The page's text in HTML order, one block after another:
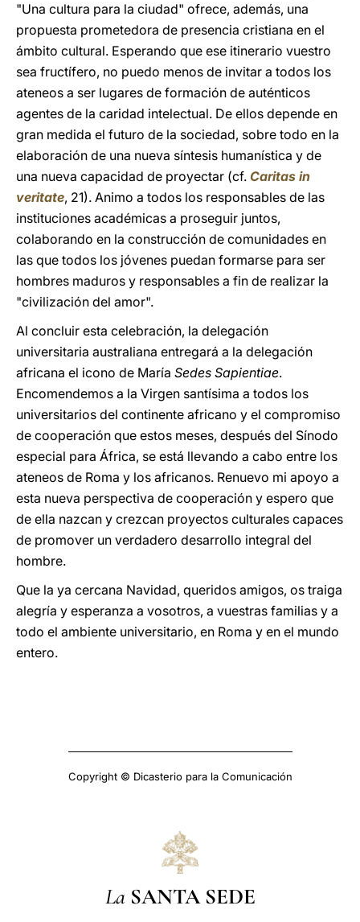
"Una cultura para la ciudad" ofrece, además, una
propuesta prometedora de presencia cristiana en el
ámbito cultural. Esperando que ese itinerario vuestro
sea fructífero, no puedo menos de invitar a todos los
ateneos a ser lugares de formación de auténticos
agentes de la caridad intelectual. De ellos depende en
gran medida el futuro de la sociedad, sobre todo en la
elaboración de una nueva síntesis humanística y de
una nueva capacidad de proyectar (cf. Caritas in
veritate, 21). Animo a todos los responsables de las
instituciones académicas a proseguir juntos,
colaborando en la construcción de comunidades en
las que todos los jóvenes puedan formarse para ser
hombres maduros y responsables a fin de realizar la
"civilización del amor".
Al concluir esta celebración, la delegación
universitaria australiana entregará a la delegación
africana el icono de María Sedes Sapientiae.
Encomendemos a la Virgen santísima a todos los
universitarios del continente africano y el compromiso
de cooperación que estos meses, después del Sínodo
especial para África, se está llevando a cabo entre los
ateneos de Roma y los africanos. Renuevo mi apoyo a
esta nueva perspectiva de cooperación y espero que
de ella nazcan y crezcan proyectos culturales capaces
de promover un verdadero desarrollo integral del
hombre.
Que la ya cercana Navidad, queridos amigos, os traiga
alegría y esperanza a vosotros, a vuestras familias y a
todo el ambiente universitario, en Roma y en el mundo
entero.
Copyright © Dicasterio para la Comunicación
La SANTA SEDE